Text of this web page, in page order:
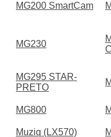
MG200 SmartCam
MG230
MG295 STAR-
PRETO
MG800
Muziq (LX570)